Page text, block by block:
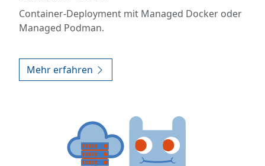
Container-Deployment mit Managed Docker oder
Managed Podman.
Mehr erfahren